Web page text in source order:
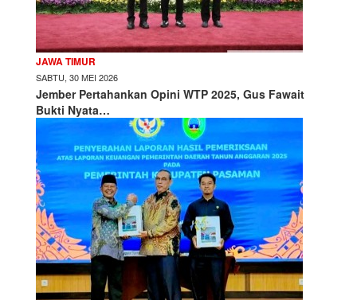
JAWA TIMUR
SABTU, 30 MEI 2026
Jember Pertahankan Opini WTP 2025, Gus Fawait
Bukti Nyata…